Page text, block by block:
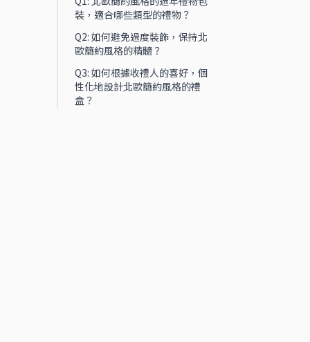
裝，適合哪些類型的禮物？
Q2: 如何避免過度裝飾，保持北
歐簡約風格的精髓？
Q3: 如何根據收禮人的喜好，個
性化地設計北歐簡約風格的禮
盒？